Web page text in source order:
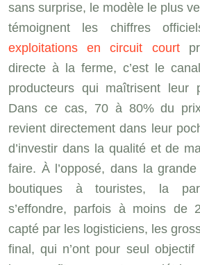
sans surprise, le modèle le plus
témoignent les chiffres
exploitations en circuit court
directe à la ferme, c’est le
producteurs qui maîtrisent
Dans ce cas, 70 à 80% du
revient directement dans leur
d’investir dans la qualité et de
faire. À l’opposé, dans la
boutiques à touristes, la
s’effondre, parfois à moins de
capté par les logisticiens, les
final, qui n’ont pour seul